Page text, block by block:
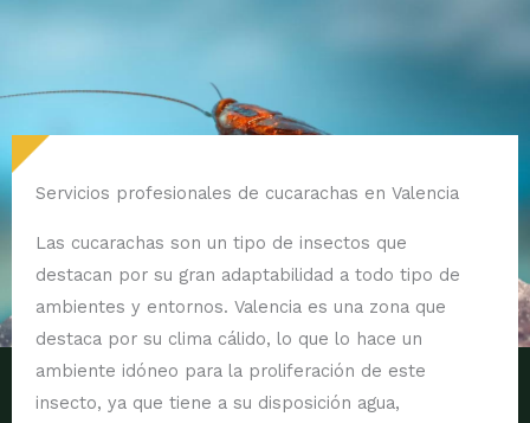
Servicios profesionales de cucarachas en Valencia
Las cucarachas son un tipo de insectos que
destacan por su gran adaptabilidad a todo tipo de
ambientes y entornos. Valencia es una zona que
destaca por su clima cálido, lo que lo hace un
ambiente idóneo para la proliferación de este
insecto, ya que tiene a su disposición agua,